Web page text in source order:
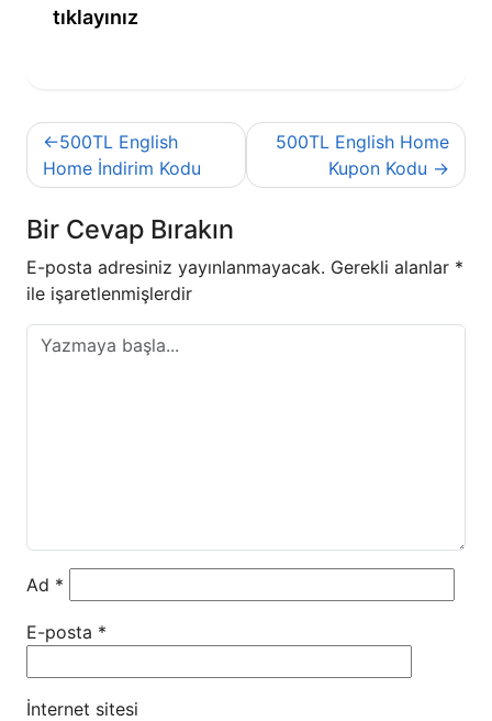
tıklayınız
Yazı
gezinmesi
500TL English
Home İndirim Kodu
500TL English Home
Kupon Kodu
Bir Cevap Bırakın
E-posta adresiniz yayınlanmayacak. Gerekli alanlar *
ile işaretlenmişlerdir
Ad *
E-posta *
İnternet sitesi